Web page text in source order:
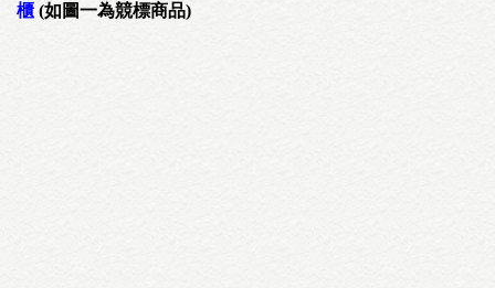
櫃 (如圖一為競標商品)